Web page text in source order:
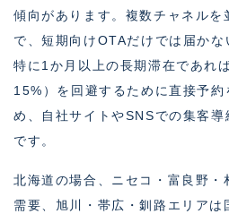
傾向があります。複数チャネルを
で、短期向けOTAだけでは届かな
特に1か月以上の長期滞在であれ
15%）を回避するために直接予約
め、自社サイトやSNSでの集客
です。
北海道の場合、ニセコ・富良野・
需要、旭川・帯広・釧路エリアは